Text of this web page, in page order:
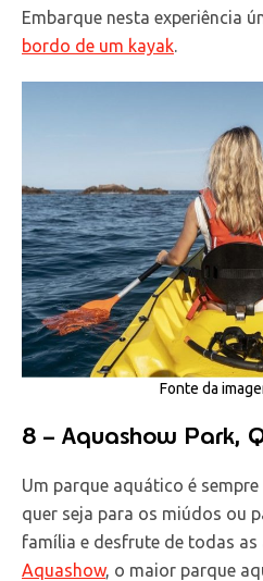
Embarque nesta experiência
bordo de um kayak
Fonte da
8 – Aquashow Park,
Um parque aquático é
quer seja para os miúdos ou
família e desfrute de todas
Aquashow, o maior parque